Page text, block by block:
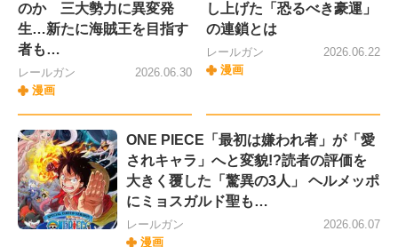
のか 三大勢力に異変発
生…新たに海賊王を目指す
者も…
レールガン
漫画
2026.06.30
し上げた「恐るべき豪運」
の連鎖とは
レールガン
漫画
2026.06.22
ONE PIECE「最初は嫌われ者」が「愛
されキャラ」へと変貌!?読者の評価を
大きく覆した「驚異の3人」 ヘルメッポ
にミョスガルド聖も…
レールガン
漫画
2026.06.07